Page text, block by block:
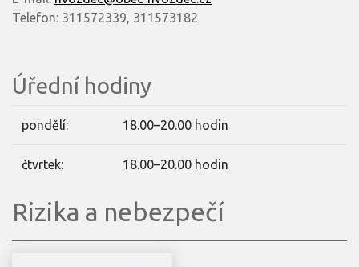
Telefon: 311572339, 311573182
Úřední hodiny
pondělí: 18.00–20.00 hodin
čtvrtek: 18.00–20.00 hodin
Rizika a nebezpečí